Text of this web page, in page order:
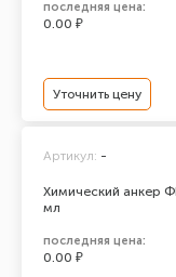
последняя цена:
0.00 ₽
Уточнить цену
Химический анкер
мл
Артикул: -
последняя цена:
0.00 ₽